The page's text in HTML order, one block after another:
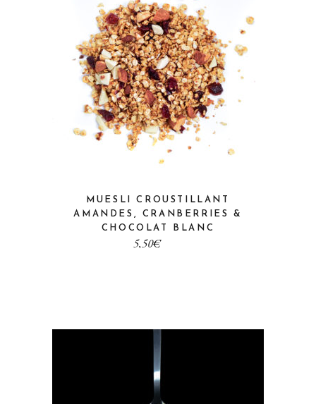
MUESLI CROUSTILLANT
AMANDES, CRANBERRIES &
CHOCOLAT BLANC
€